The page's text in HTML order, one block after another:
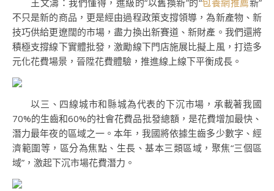
王文濤：我們懂得，進級的“以舊換新”的“包養網推薦新”
不只是新的商品，更是經由過程政策支撐領導，為新產物、新
技巧供給更遼闊的市場，盡力換出新賽道、新財產。我們還將
積極支撐線下實體批發，激勵線下門店施展比擬上風，打造多
元化花費場景，晉陞花費體驗，推進線上線下平衡成長。
以三、四線城市和縣城為代表的下沉市場，承載著我國
70%的生齒和60%的社會花費品批發總額，是花費增加最快、
潛力最年夜的區域之一。本年，我國將依據生齒多少數字、經
濟範圍等，區分為焦點、生長、基本三類區域，聚焦“三個區
域”，激起下沉市場花費潛力。